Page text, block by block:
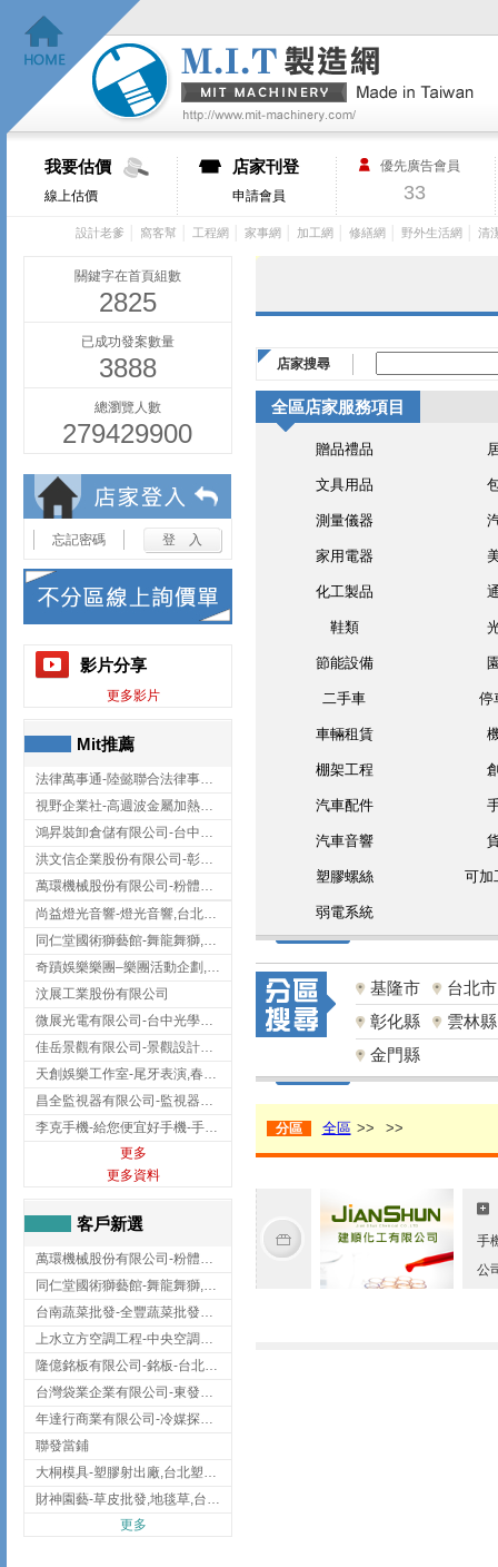
我要估價
線上估價
店家刊登
申請會員
優先廣告會員
33
設計老爹 窩客幫 工程網 家事網 加工網 修繕網 野外生活網 清
關鍵字在首頁組數
2825
已成功發案數量
3888
總瀏覽人數
279429900
忘記密碼
影片分享
更多影片
Mit推薦
法律萬事通-陸懿聯合法律事務所
視野企業社-高週波金屬加熱設備,彰化高週波金屬加熱設備
鴻昇裝卸倉儲有限公司-台中貨櫃裝卸
洪文信企業股份有限公司-彰化鋅合金鑄造,彰化五金加工,彰化五金配件
萬環機械股份有限公司-粉體塗裝設備,輸送機,輸送機設備,台南輸送機
尚益燈光音響-燈光音響,台北燈光音響,台北燈光音響出租
同仁堂國術獅藝館-舞龍舞獅,台中舞龍舞獅
奇蹟娛樂樂團–樂團活動企劃,台中樂團表演,台中婚禮樂團
汶展工業股份有限公司
微展光電有限公司-台中光學鍍膜,optical filter taiwan,台灣光學鍍膜
佳岳景觀有限公司-景觀設計公司,台北景觀設計,台北景觀工程,中山區景觀設計
天創娛樂工作室-尾牙表演,春酒表演,板橋尾牙表演
昌全監視器有限公司-監視器安裝,高雄監視器安裝,鳳山區監視器安裝
李克手機-給您便宜好手機-手機收購,屏東手機收購
更多
更多資料
客戶新選
萬環機械股份有限公司-粉體塗裝設備,輸送機,輸送機設備,台南輸送機
同仁堂國術獅藝館-舞龍舞獅,台中舞龍舞獅
台南蔬菜批發-全豐蔬菜批發專送/台南蔬菜箱宅配到府
上水立方空調工程-中央空調規劃,台北中央空調規劃
隆億銘板有限公司-銘板-台北銘板-板橋銘板
台灣袋業企業有限公司-東發企業社/台中太空袋/太空包
年達行商業有限公司-冷媒探漏儀,壓力錶組,真空泵浦,台北冷凍空調材料
聯發當鋪
大桐模具-塑膠射出廠,台北塑膠射出廠
財神園藝-草皮批發,地毯草,台北草,彰化地毯草,彰化台北草
更多
店家搜尋
全區店家服務項目
贈品禮品
文具用品
測量儀器
家用電器
化工製品
鞋類
節能設備
二手車 停
車輛租賃
棚架工程
汽車配件
汽車音響
塑膠螺絲 可加
弱電系統
基隆市
台北市
彰化縣
雲林縣
金門縣
分區 全區 >> >>
手
公